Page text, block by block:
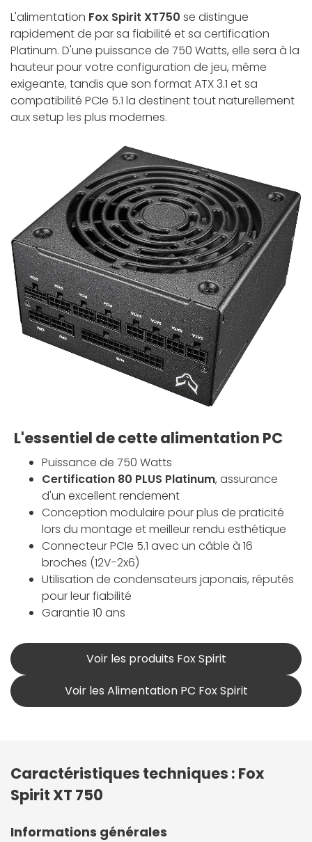
L'alimentation Fox Spirit XT750 se distingue
rapidement de par sa fiabilité et sa certification
Platinum. D'une puissance de 750 Watts, elle sera à la
hauteur pour votre configuration de jeu, même
exigeante, tandis que son format ATX 3.1 et sa
compatibilité PCIe 5.1 la destinent tout naturellement
aux setup les plus modernes.
L'essentiel de cette alimentation PC
Puissance de 750 Watts
Certification 80 PLUS Platinum, assurance
d'un excellent rendement
Conception modulaire pour plus de praticité
lors du montage et meilleur rendu esthétique
Connecteur PCIe 5.1 avec un câble à 16
broches (12V-2x6)
Utilisation de condensateurs japonais, réputés
pour leur fiabilité
Garantie 10 ans
Voir les produits Fox Spirit
Voir les Alimentation PC Fox Spirit
Caractéristiques techniques : Fox
Spirit XT 750
Informations générales